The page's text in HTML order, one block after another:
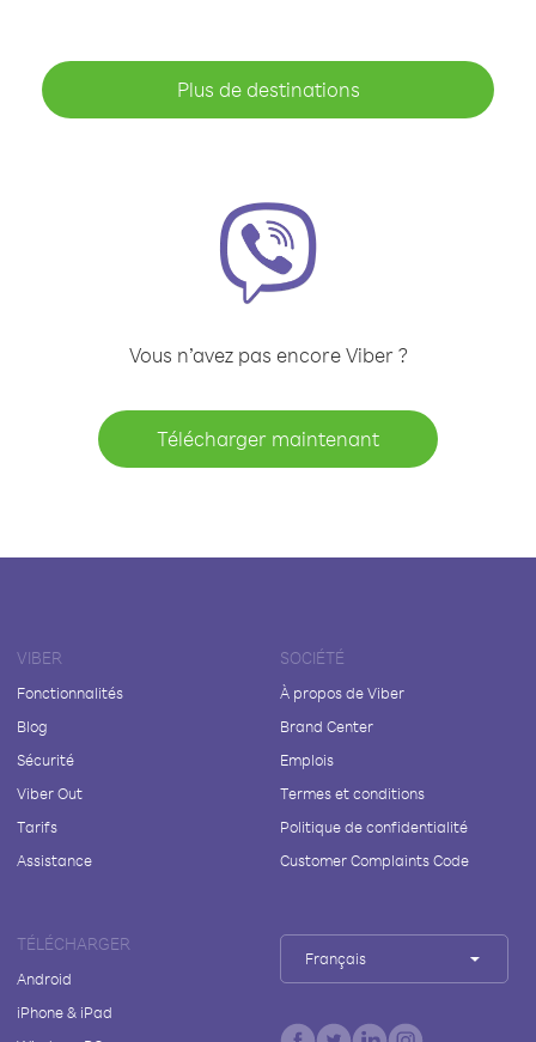
Plus de destinations
Vous n’avez pas encore Viber ?
Télécharger maintenant
VIBER
Fonctionnalités
Blog
Sécurité
Viber Out
Tarifs
Assistance
SOCIÉTÉ
À propos de Viber
Brand Center
Emplois
Termes et conditions
Politique de confidentialité
Customer Complaints Code
TÉLÉCHARGER
Android
iPhone & iPad
Français